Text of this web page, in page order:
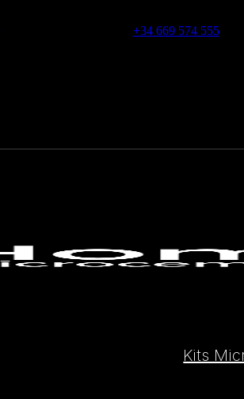
+34 669 574 555
Kits